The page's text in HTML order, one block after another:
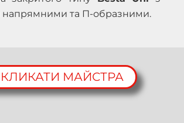
напрямними та П-образними.
МАЙСТРА